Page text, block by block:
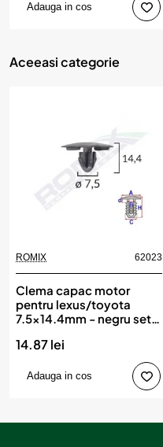
Adauga in cos
Aceeasi categorie
ROMIX 62023
Clema capac motor
pentru lexus/toyota
7.5x14.4mm - negru set
14.87 lei
Adauga in cos